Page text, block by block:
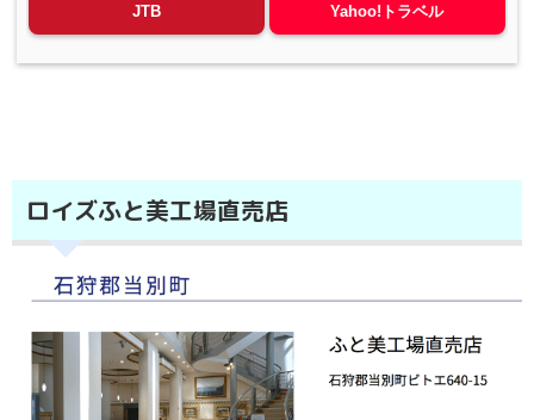
JTB Yahoo!トラベル
ロイズふと美工場直売店